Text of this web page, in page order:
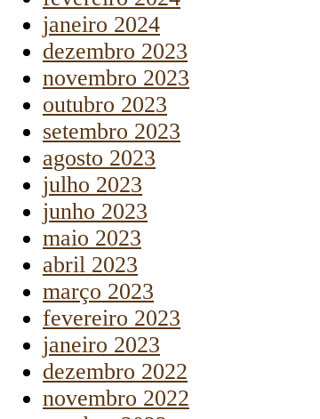
janeiro 2024
dezembro 2023
novembro 2023
outubro 2023
setembro 2023
agosto 2023
julho 2023
junho 2023
maio 2023
abril 2023
março 2023
fevereiro 2023
janeiro 2023
dezembro 2022
novembro 2022